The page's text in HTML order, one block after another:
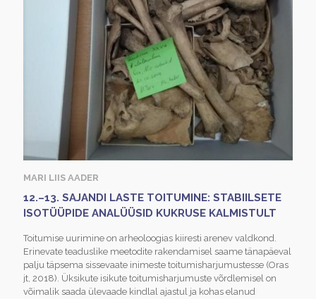
MARI LIIS AADER
12.–13. SAJANDI LASTE TOITUMINE: STABIILSETE
ISOTÜÜPIDE ANALÜÜSID KUKRUSE KALMISTULT
Toitumise uurimine on arheoloogias kiiresti arenev valdkond.
Erinevate teaduslike meetodite rakendamisel saame tänapäeval
palju täpsema sissevaate inimeste toitumisharjumustesse (Oras
jt, 2018). Üksikute isikute toitumisharjumuste võrdlemisel on
võimalik saada ülevaade kindlal ajastul ja kohas elanud